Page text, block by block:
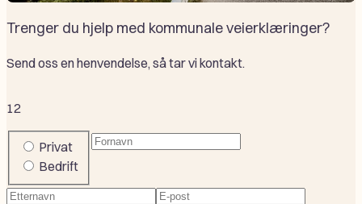
Trenger du hjelp med kommunale veierklæringer?
Send oss en henvendelse, så tar vi kontakt.
12
Company
or
private
Privat
Bedrift
Fornavn
Etternavn
E-